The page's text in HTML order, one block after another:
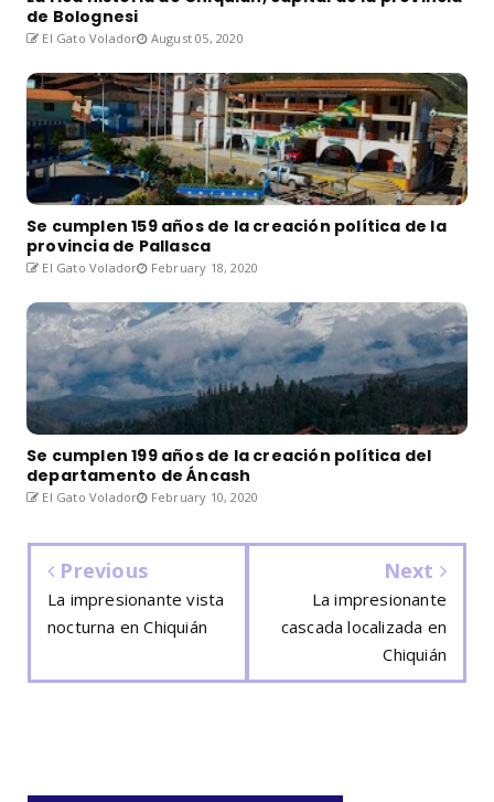
de Bolognesi
El Gato Volador August 05, 2020
Se cumplen 159 años de la creación política de la
provincia de Pallasca
El Gato Volador February 18, 2020
Se cumplen 199 años de la creación política del
departamento de Áncash
El Gato Volador February 10, 2020
Previous
La impresionante vista
nocturna en Chiquián
Next
La impresionante
cascada localizada en
Chiquián